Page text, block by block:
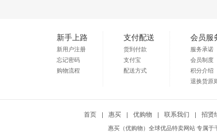
新手上路
新用户注册
忘记密码
购物流程
支付配送
货到付款
支付宝
配送方式
会员服
服务承诺
会员制度
积分介绍
退换货原
首页 惠买 优购物 联系我们 招贤
惠买（优购物）全球优品特卖网站 专属